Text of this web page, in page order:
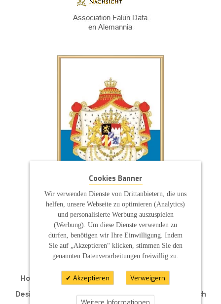
ZAHLUNGSARTEN
Hochzeitskerzen | Taufkerzen | Kommunionkerzen
Traukerzen | Traurerkerzen | Hotelkerzen
Designkerzen | Kerzen für Ihre Feier | Individuell nach
Maß
Cookies Banner
Wir verwenden Dienste von Drittanbietern, die uns
helfen, unsere Webseite zu optimieren (Analytics)
und personalisierte Werbung auszuspielen
(Werbung). Um diese Dienste verwenden zu
dürfen, benötigen wir Ihre Einwilligung. Indem
Sie auf „Akzeptieren“ klicken, stimmen Sie den
genannten Datenverarbeitungen freiwillig zu.
Akzeptieren Verweigern
Weitere Informationen